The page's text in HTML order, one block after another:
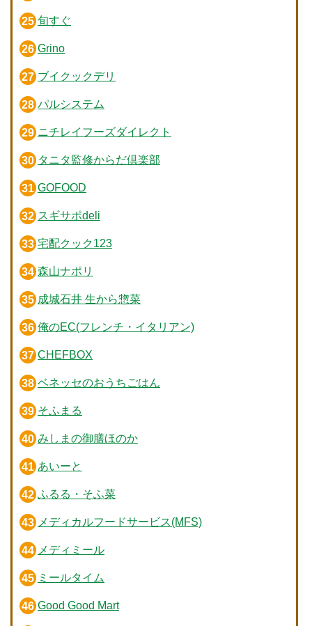
旬すぐ
Grino
ブイクックデリ
パルシステム
ニチレイフーズダイレクト
タニタ監修からだ倶楽部
GOFOOD
スギサポdeli
宅配クック123
森山ナポリ
成城石井 生から惣菜
俺のEC(フレンチ・イタリアン)
CHEFBOX
ベネッセのおうちごはん
そふまる
みしまの御膳ほのか
あいーと
ふるる・そふ菜
メディカルフードサービス(MFS)
メディミール
ミールタイム
Good Good Mart